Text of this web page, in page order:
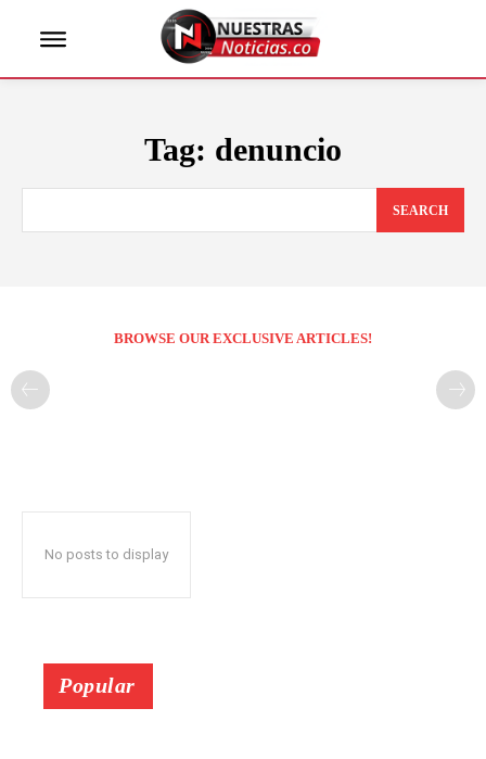
Tag: denuncio
SEARCH
BROWSE OUR EXCLUSIVE ARTICLES!
No posts to display
Popular